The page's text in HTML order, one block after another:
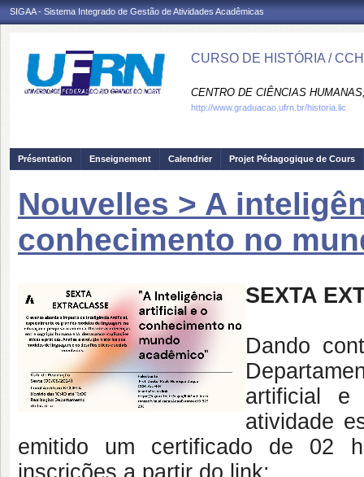
SIGAA - Sistema Integrado de Gestão de Atividades Acadêmicas
CURSO DE HISTÓRIA /
CENTRO DE CIÊNCIAS
http://www.graduacao.ufrn.br/historia.lic
Présentation Enseignement Calendrier Projet Pédagogique de Cours
Nouvelles > A
conhecimento no
SEXTA
Dando
artificial e
atividade
emitido um certificado de 02
inscrições a partir do link: